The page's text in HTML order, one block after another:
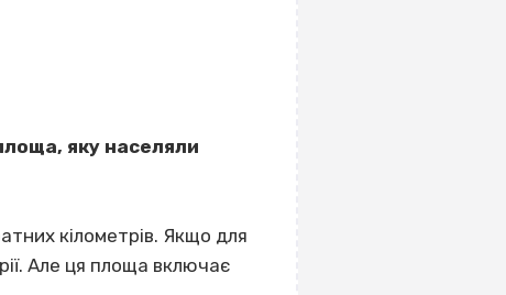
яку населяли
кілометрів. Якщо для
Але ця площа включає